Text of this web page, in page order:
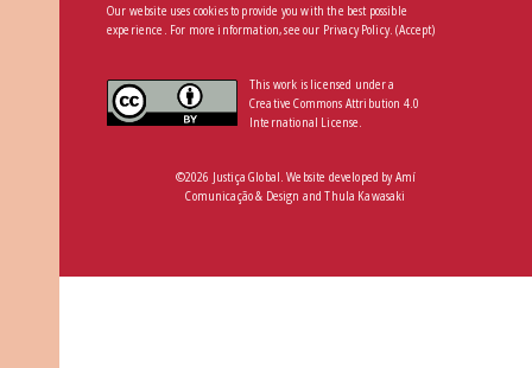
Our website uses cookies to provide you with the best possible
experience. For more information, see our Privacy Policy.(Accept)
This work is licensed under a
Creative Commons Attribution 4.0
International License.
©2026 Justiça Global. Website developed byAmí
Comunicação & Design andThula Kawasaki